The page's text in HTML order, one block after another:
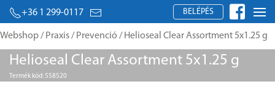
+36 1 299-0117 BELÉPÉS
Webshop/ Praxis/ Prevenció / Helioseal Clear Assortment 5x1.25 g
Helioseal Clear Assortment 5x1.25 g
Termék kód: 558520